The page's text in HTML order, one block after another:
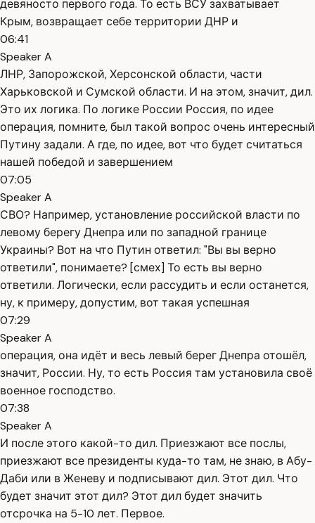
девяносто первого года. То есть ВСУ захватывает
Крым, возвращает себе территории ДНР и
06:41
Speaker A
ЛНР, Запорожской, Херсонской области, части
Харьковской и Сумской области. И на этом, значит, дил.
Это их логика. По логике России Россия, по идее
операция, помните, был такой вопрос очень интересный
Путину задали. А где, по идее, вот что будет считаться
нашей победой и завершением
07:05
Speaker A
СВО? Например, установление российской власти по
левому берегу Днепра или по западной границе
Украины? Вот на что Путин ответил: "Вы вы верно
ответили", понимаете? [смех] То есть вы верно
ответили. Логически, если рассудить и если останется,
ну, к примеру, допустим, вот такая успешная
07:29
Speaker A
операция, она идёт и весь левый берег Днепра отошёл,
значит, России. Ну, то есть Россия там установила своё
военное господство.
07:38
Speaker A
И после этого какой-то дил. Приезжают все послы,
приезжают все президенты куда-то там, не знаю, в Абу-
Даби или в Женеву и подписывают дил. Этот дил. Что
будет значит этот дил? Этот дил будет значить
отсрочка на 5-10 лет. Первое.